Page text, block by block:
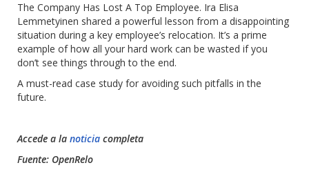
The Company Has Lost A Top Employee. Ira Elisa
Lemmetyinen shared a powerful lesson from a disappointing
situation during a key employee’s relocation. It’s a prime
example of how all your hard work can be wasted if you
don’t see things through to the end.
A must-read case study for avoiding such pitfalls in the
future.
Accede a la noticia completa
Fuente: OpenRelo